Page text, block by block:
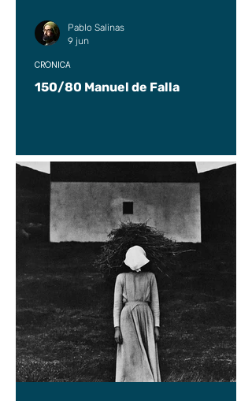
150/80 Manuel de Falla
CRÓNICA
Pablo Salinas
9 jun